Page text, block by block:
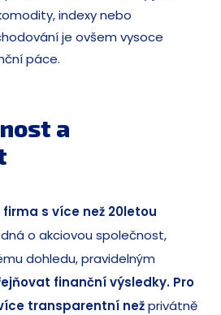
indexy nebo
je ovšem vysoce
páce.
a
s více než 20letou
o akciovou společnost,
dohledu, pravidelným
finanční výsledky. Pro
transparentní nežprivátně